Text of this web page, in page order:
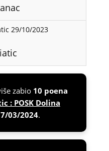
29/10/2023
zabio 10 poena
: POSK Dolina
03/2024.